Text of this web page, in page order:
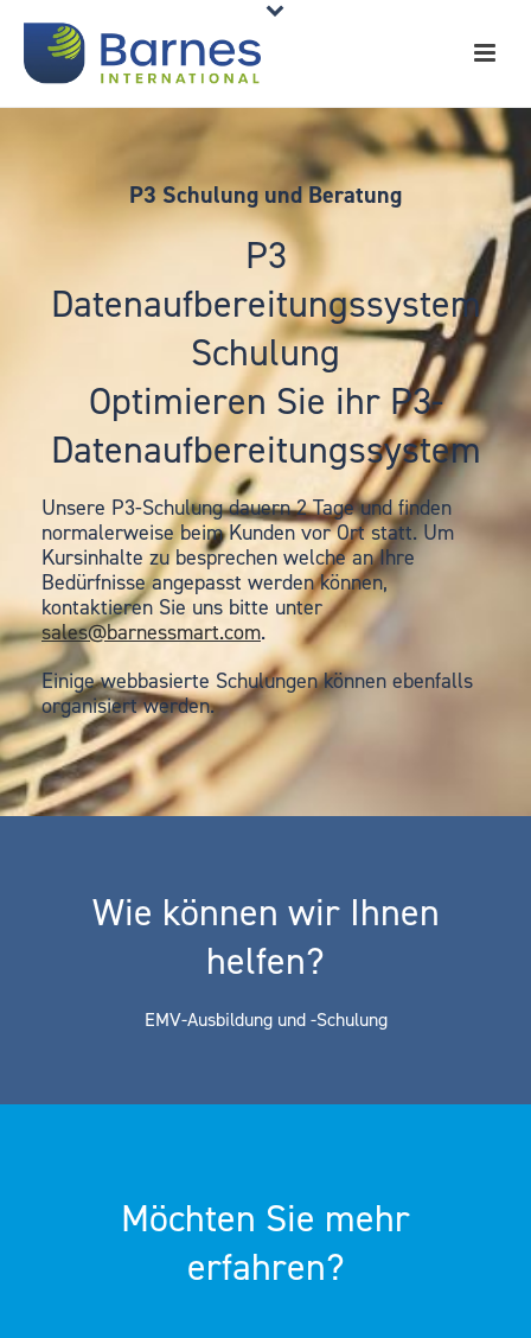
P3 Schulung und Beratung
P3
Datenaufbereitungssystem
Schulung
Optimieren Sie ihr P3-
Datenaufbereitungssystem
Unsere P3-Schulung dauern 2 Tage und finden
normalerweise beim Kunden vor Ort statt. Um
Kursinhalte zu besprechen welche an Ihre
Bedürfnisse angepasst werden können,
kontaktieren Sie uns bitte unter
sales@barnessmart.com.
Einige webbasierte Schulungen können ebenfalls
organisiert werden.
Wie können wir Ihnen
helfen?
EMV-Ausbildung und -Schulung
Möchten Sie mehr
erfahren?